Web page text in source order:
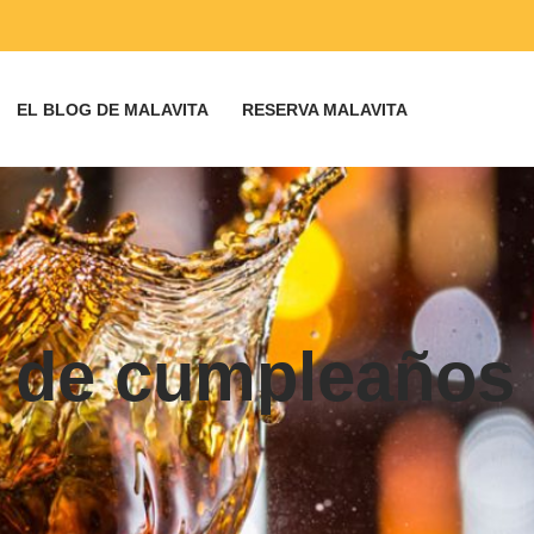
EL BLOG DE MALAVITA RESERVA MALAVITA
cumpleaños